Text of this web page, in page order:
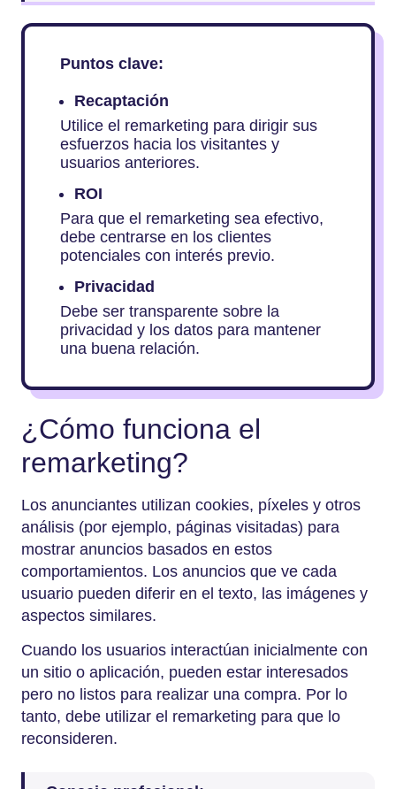
Puntos clave:
Recaptación
Utilice el remarketing para dirigir sus
esfuerzos hacia los visitantes y
usuarios anteriores.
ROI
Para que el remarketing sea efectivo,
debe centrarse en los clientes
potenciales con interés previo.
Privacidad
Debe ser transparente sobre la
privacidad y los datos para mantener
una buena relación.
¿Cómo funciona el
remarketing?
Los anunciantes utilizan cookies, píxeles y otros
análisis (por ejemplo, páginas visitadas) para
mostrar anuncios basados en estos
comportamientos. Los anuncios que ve cada
usuario pueden diferir en el texto, las imágenes y
aspectos similares.
Cuando los usuarios interactúan inicialmente con
un sitio o aplicación, pueden estar interesados
pero no listos para realizar una compra. Por lo
tanto, debe utilizar el remarketing para que lo
reconsideren.